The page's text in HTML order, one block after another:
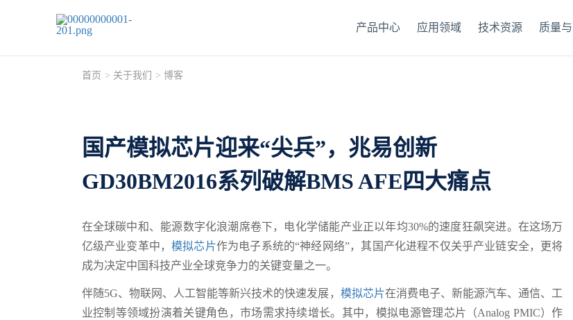
产品中心 应用领域 技术资源 质量
首页 > 关于我们 > 博客
国产模拟芯片迎来“尖兵”，兆易创新
GD30BM2016系列破解BMS AFE四大痛点
在全球碳中和、能源数字化浪潮席卷下，电化学储能产业正以年均30%的速度狂飙突进。在这场万
亿级产业变革中，模拟芯片作为电子系统的“神经网络”，其国产化进程不仅关乎产业链安全，更将
成为决定中国科技产业全球竞争力的关键变量之一。
伴随5G、物联网、人工智能等新兴技术的快速发展， 模拟芯片在消费电子、新能源汽车、通信、工
业控制等领域扮演着关键角色，市场需求持续增长。其中，模拟电源管理芯片（Analog PMIC）作